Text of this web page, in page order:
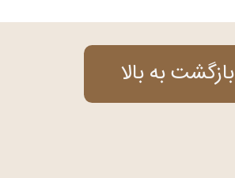
بازگشت به بالا